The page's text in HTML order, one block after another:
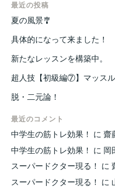
最近の投稿
夏の風景🎐
具体的になって来ました！
新たなレッスンを構築中。
超人技【初級編⑦】マッス
脱・二元論！
最近のコメント
中学生の筋トレ効果！ に齋
中学生の筋トレ効果！ に 岡
スーパードクター現る！ に
スーパードクター現る！ に